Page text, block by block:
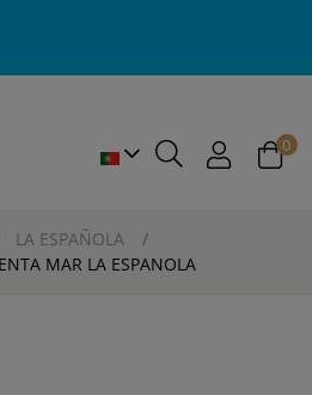
0
LA ESPAÑOLA
MAR LA ESPANOLA